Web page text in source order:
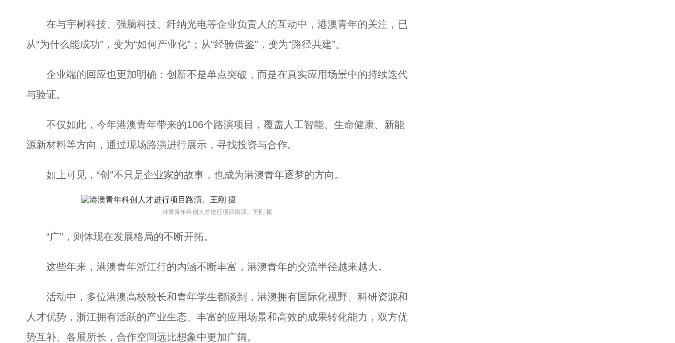
在与宇树科技、强脑科技、纤纳光电等企业负责人的互动中，港澳青年的关注，已
从“为什么能成功”，变为“如何产业化”；从“经验借鉴”，变为“路径共建”。
企业端的回应也更加明确：创新不是单点突破，而是在真实应用场景中的持续迭代
与验证。
不仅如此，今年港澳青年带来的106个路演项目，覆盖人工智能、生命健康、新能
源新材料等方向，通过现场路演进行展示，寻找投资与合作。
如上可见，“创”不只是企业家的故事，也成为港澳青年逐梦的方向。
港澳青年科创人才进行项目路演。王刚 摄
“广”，则体现在发展格局的不断开拓。
这些年来，港澳青年浙江行的内涵不断丰富，港澳青年的交流半径越来越大。
活动中，多位港澳高校校长和青年学生都谈到，港澳拥有国际化视野、科研资源和
人才优势，浙江拥有活跃的产业生态、丰富的应用场景和高效的成果转化能力，双方优
势互补、各展所长，合作空间远比想象中更加广阔。